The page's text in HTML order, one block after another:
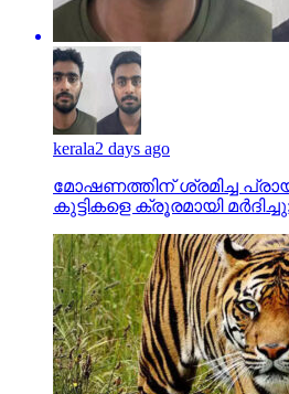
kerala2 days ago
മോഷണത്തിന് ശ്രമിച്ച
കുട്ടികളെ ക്രൂരമായി